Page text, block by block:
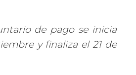
de pago se inicia
y finaliza el 21 de